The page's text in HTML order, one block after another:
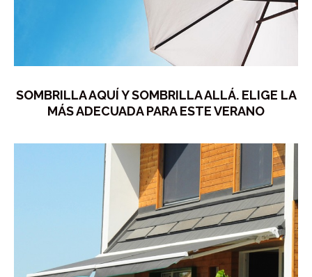
SOMBRILLA AQUÍ Y SOMBRILLA ALLÁ. ELIGE LA
MÁS ADECUADA PARA ESTE VERANO